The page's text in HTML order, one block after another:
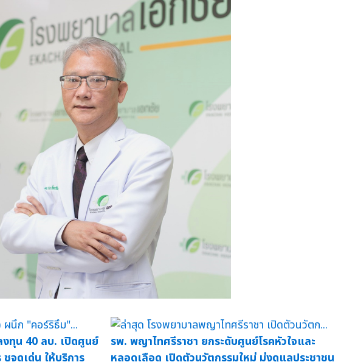
ทุน 40 ลบ. เปิดศูนย์
จุดเด่น ให้บริการ
รพ. พญาไทศรีราชา ยกระดับศูนย์โรคหัวใจและ
หลอดเลือด เปิดตัวนวัตกรรมใหม่ มุ่งดูแลประชาชน